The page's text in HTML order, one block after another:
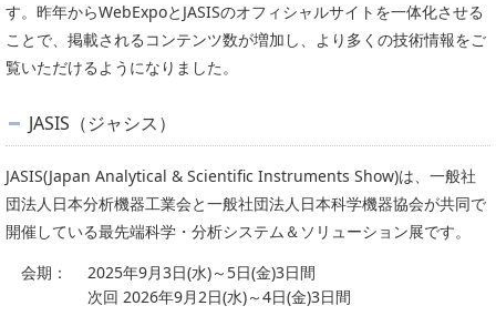
す。昨年からWebExpoとJASISのオフィシャルサイトを一体化させる
ことで、掲載されるコンテンツ数が増加し、より多くの技術情報をご
覧いただけるようになりました。
JASIS（ジャシス）
JASIS(Japan Analytical & Scientific Instruments Show)は、一般社
団法人日本分析機器工業会と一般社団法人日本科学機器協会が共同で
開催している最先端科学・分析システム＆ソリューション展です。
会期：
2025年9月3日(水)～5日(金)3日間
次回 2026年9月2日(水)～4日(金)3日間